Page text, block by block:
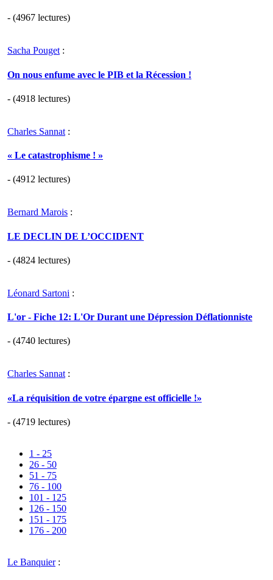
- (4967 lectures)
Sacha Pouget :
On nous enfume avec le PIB et la Récession !
- (4918 lectures)
Charles Sannat :
« Le catastrophisme ! »
- (4912 lectures)
Bernard Marois :
LE DECLIN DE L’OCCIDENT
- (4824 lectures)
Léonard Sartoni :
L'or - Fiche 12: L'Or Durant une Dépression Déflationniste
- (4740 lectures)
Charles Sannat:
«La réquisition de votre épargne est officielle !»
- (4719 lectures)
1 - 25
26 - 50
51 - 75
76 - 100
101 - 125
126 - 150
151 - 175
176 - 200
Le Banquier: